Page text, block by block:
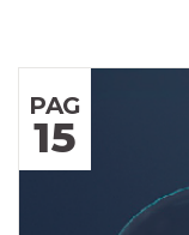
PAG
15